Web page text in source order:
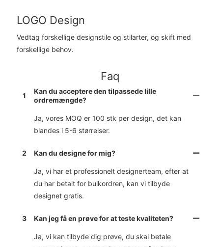
LOGO Design
Vedtag forskellige designstile og stilarter, og skift med
forskellige behov.
Faq
1
Kan du acceptere den tilpassede lille
ordremængde?
Ja, vores MOQ er 100 stk per design, det kan
blandes i 5-6 størrelser.
2 Kan du designe for mig?
Ja, vi har et professionelt designerteam, efter at
du har betalt for bulkordren, kan vi tilbyde
designet gratis.
3 Kan jeg få en prøve for at teste kvaliteten?
Ja, vi kan tilbyde dig prøve, du skal betale